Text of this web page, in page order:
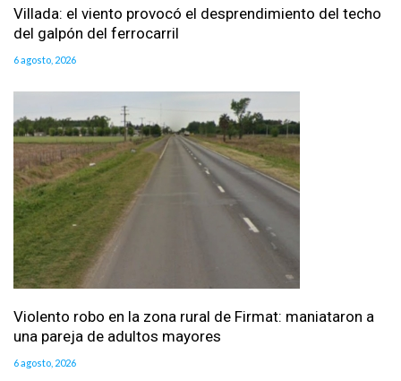
Villada: el viento provocó el desprendimiento del techo
del galpón del ferrocarril
6 agosto, 2026
Violento robo en la zona rural de Firmat: maniataron a
una pareja de adultos mayores
6 agosto, 2026